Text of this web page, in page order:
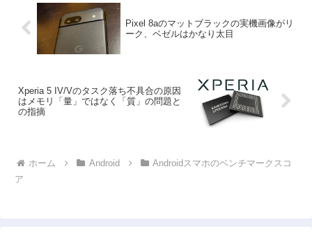
Pixel 8aのマットブラックの実機画像がリ
ーク、ベゼルはかなり太目
Xperia 5 IV/Vのタスク落ち不具合の原因
はメモリ「量」ではなく「質」の問題と
の指摘
ホーム Android
Androidスマホのベンチマークスコ
ア